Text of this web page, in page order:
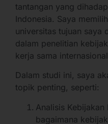
tantangan yang
Indonesia. Saya
universitas tujuan saya
dalam penelitian
kerja sama
Dalam studi ini, saya
topik penting, seperti:
Analisis
bagaimana